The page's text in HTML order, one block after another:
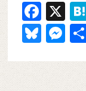
F
a
c
e
X
Bl
M